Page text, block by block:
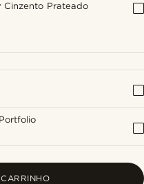
Cinzento Prateado